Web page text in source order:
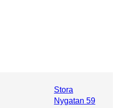
Stora
Nygatan 59